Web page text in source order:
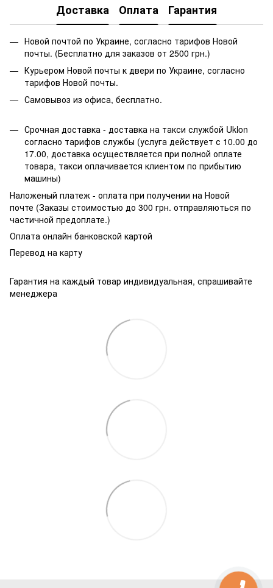
Доставка Оплата Гарантия
Новой почтой по Украине, согласно тарифов Новой
почты. (Бесплатно для заказов от 2500 грн.)
Курьером Новой почты к двери по Украине, согласно
тарифов Новой почты.
Самовывоз из офиса, бесплатно.
Срочная доставка - доставка на такси службой Uklon
согласно тарифов службы (услуга действует с 10.00 до
17.00, доставка осуществляется при полной оплате
товара, такси оплачивается клиентом по прибытию
машины)
Наложеный платеж - оплата при получении на Новой
почте (Заказы стоимостью до 300 грн. отправляються по
частичной предоплате.)
Оплата онлайн банковской картой
Перевод на карту
Гарантия на каждый товар индивидуальная, спрашивайте
менеджера